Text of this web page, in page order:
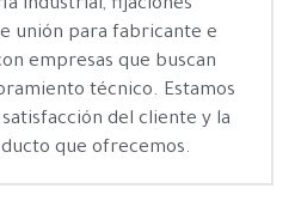
industrial, fijaciones
unión para fabricante e
empresas que buscan
técnico. Estamos
del cliente y la
que ofrecemos.